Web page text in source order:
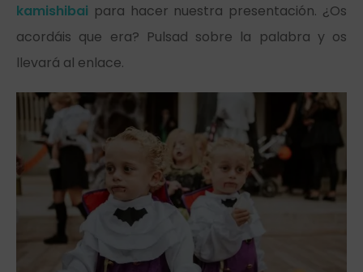
kamishibai para hacer nuestra presentación. ¿Os
acordáis que era? Pulsad sobre la palabra y os
llevará al enlace.